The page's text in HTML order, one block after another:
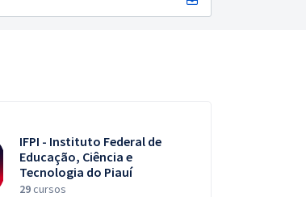
IFPI - Instituto Federal de
Educação, Ciência e
Tecnologia do Piauí
29cursos